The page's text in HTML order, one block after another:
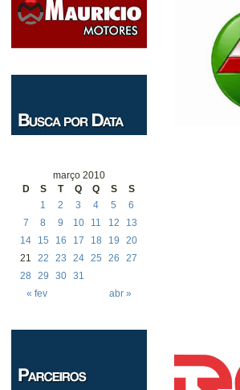
março 2010
D
S T Q Q S S
« fev abr »
1 2 3 4 5
6
7
8 9 10 11 12
13
14
15 16 17 18 19
20
21
22 23 24 25 26
27
28
29 30 31